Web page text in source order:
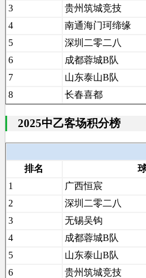
3
贵州筑城竞技
4
南通海门珂缔缘
5
深圳二零二八
6
成都蓉城B队
7
山东泰山B队
8
长春喜都
2025中乙客场积分榜
排名
1
广西恒宸
2
深圳二零二八
3
无锡吴钩
4
成都蓉城B队
5
山东泰山B队
6
贵州筑城竞技